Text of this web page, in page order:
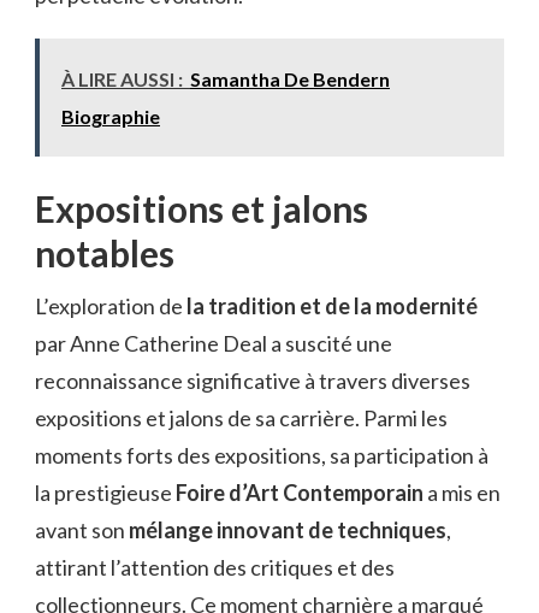
À LIRE AUSSI : Samantha De Bendern
Biographie
Expositions et jalons
notables
L’exploration de la tradition et de la modernité
par Anne Catherine Deal a suscité une
reconnaissance significative à travers diverses
expositions et jalons de sa carrière. Parmi les
moments forts des expositions, sa participation à
la prestigieuse Foire d’Art Contemporain a mis en
avant son mélange innovant de techniques,
attirant l’attention des critiques et des
collectionneurs. Ce moment charnière a marqué